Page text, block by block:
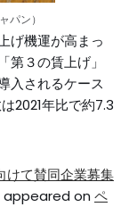
パン）
げ機運が高まっ
３の賃上げ」
入されるケース
2021年比で約7.3
けて賛同企業募集
appeared on ペ